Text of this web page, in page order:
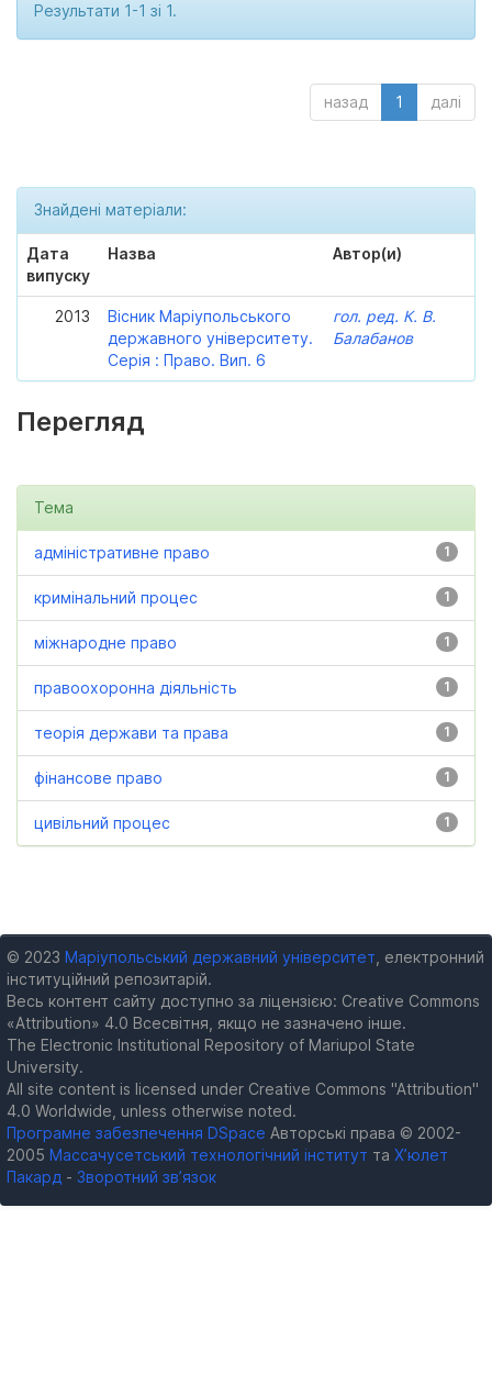
Результати 1-1 зі 1.
назад 1 далі
Знайдені матеріали:
Дата
випуску
Назва Автор(и)
2013
Вісник Маріупольського
державного університету.
Серія : Право. Вип. 6
гол. ред. К. В.
Балабанов
Перегляд
Тема
1
адміністративне право
1
кримінальний процес
1
міжнародне право
1
правоохоронна діяльність
1
теорія держави та права
1
фінансове право
1
цивільний процес
© 2023 Маріупольський державний університет , електронний
інституційний репозитарій.
Весь контент сайту доступно за ліцензією: Creative Commons
«Attribution» 4.0 Всесвітня, якщо не зазначено інше.
The Electronic Institutional Repository of Mariupol State
University.
All site content is licensed under Creative Commons "Attribution"
4.0 Worldwide, unless otherwise noted.
Програмне забезпечення DSpace Авторські права © 2002-
2005 Массачусетський технологічний інститут та Х’юлет
Пакард - Зворотний зв’язок